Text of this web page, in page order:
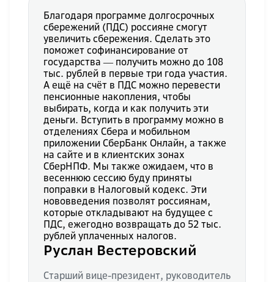
Благодаря программе долгосрочных
сбережений (ПДС) россияне смогут
увеличить сбережения. Сделать это
поможет софинансирование от
государства ― получить можно до 108
тыс. рублей в первые три года участия.
А ещё на счёт в ПДС можно перевести
пенсионные накопления, чтобы
выбирать, когда и как получить эти
деньги. Вступить в программу можно в
отделениях Сбера и мобильном
приложении СберБанк Онлайн, а также
на сайте и в клиентских зонах
СберНПФ. Мы также ожидаем, что в
весеннюю сессию буду приняты
поправки в Налоговый кодекс. Эти
нововведения позволят россиянам,
которые откладывают на будущее с
ПДС, ежегодно возвращать до 52 тыс.
рублей уплаченных налогов.
Руслан Вестеровский
Старший вице-президент, руководитель